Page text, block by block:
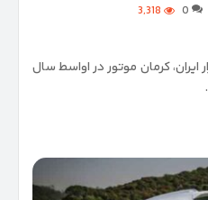
0
3,318
ایران، کرمان موتور در اواسط سال